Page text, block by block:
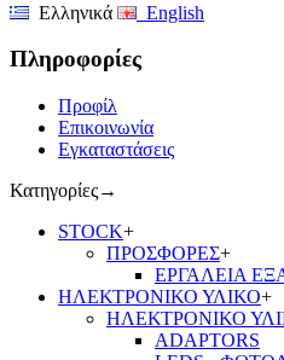
Ελληνικά English
Πληροφορίες
Προφίλ
Επικοινωνία
Εγκαταστάσεις
Κατηγορίες→
STOCK+
ΠΡΟΣΦΟΡΕΣ+
ΕΡΓΑΛΕΙΑ
ΗΛΕΚΤΡΟΝΙΚΟ ΥΛΙΚΟ+
ΗΛΕΚΤΡΟΝΙΚΟ
ADAPTORS